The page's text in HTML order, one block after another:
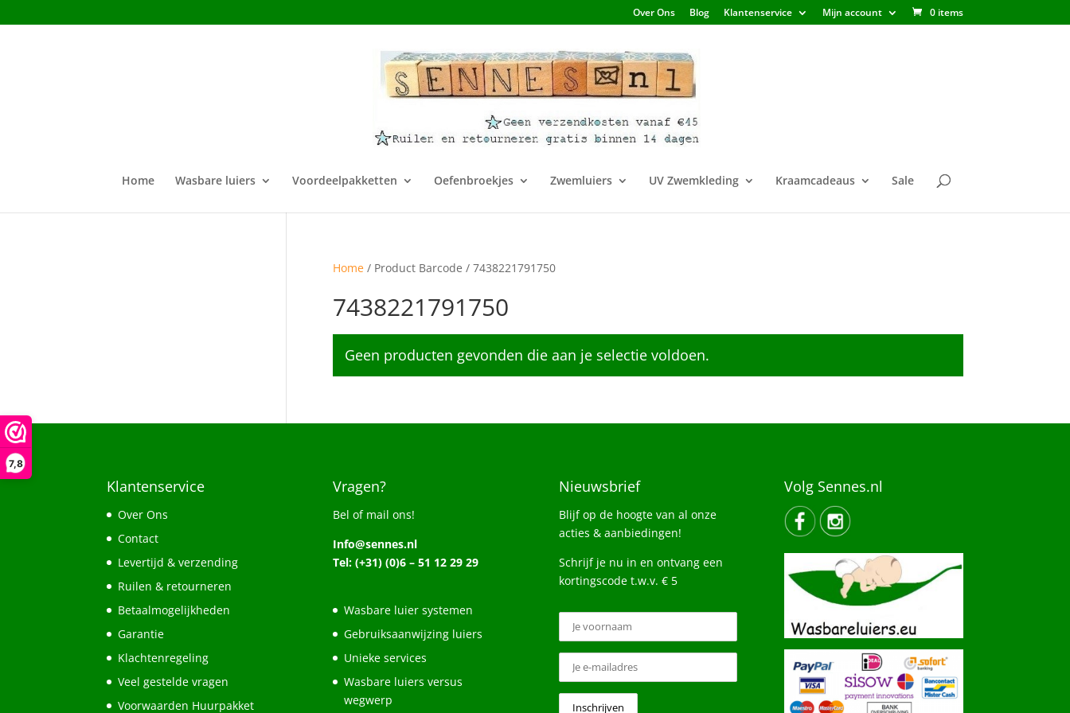
7,8
Over Ons Blog Klantenservice Mijn account 0 items
Home Wasbare luiers Voordeelpakketten Oefenbroekjes Zwemluiers UV Zwemkleding Kraamcadeaus Sale
Home/ Product Barcode / 7438221791750
7438221791750
Geen producten gevonden die aan je selectie voldoen.
Klantenservice
Over Ons
Contact
Levertijd & verzending
Ruilen & retourneren
Betaalmogelijkheden
Garantie
Klachtenregeling
Veel gestelde vragen
Voorwaarden Huurpakket
Vragen?
Bel of mail ons!
Info@sennes.nl
Tel: (+31) (0)6 – 51 12 29 29
Wasbare luier systemen
Gebruiksaanwijzing luiers
Unieke services
Wasbare luiers versus
wegwerp
Nieuwsbrief
Blijf op de hoogte van al onze
acties & aanbiedingen!
Schrijf je nu in en ontvang een
kortingscode t.w.v. € 5
Volg Sennes.nl